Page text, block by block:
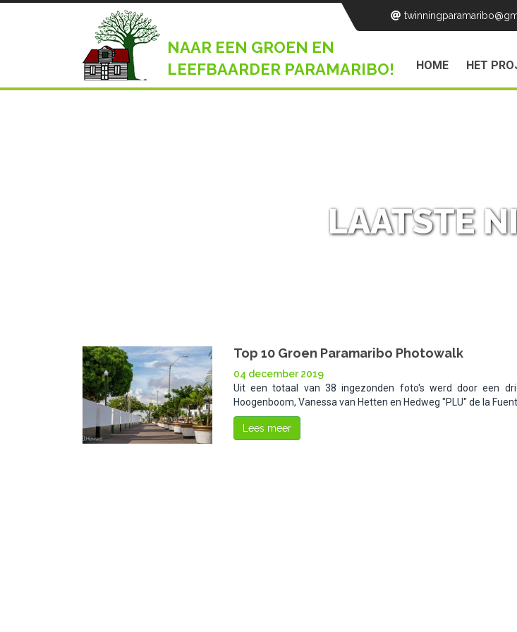
twinningparamaribo
NAAR EEN GROEN EN
LEEFBAARDER PARAMARIBO!
HOME HET
LAATSTE
Top 10 Groen Paramaribo Photowalk
04 december 2019
Uit een totaal van 38 ingezonden foto's werd door een
Hoogenboom, Vanessa van Hetten en Hedweg "PLU" de la
Lees meer